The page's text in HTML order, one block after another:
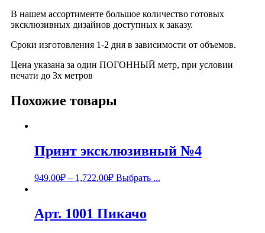
В нашем ассортименте большое количество готовых
эксклюзивных дизайнов доступных к заказу.
Сроки изготовления 1-2 дня в зависимости от объемов.
Цена указана за один ПОГОННЫЙ метр, при условии
печати до 3х метров
Похожие товары
Принт эксклюзивный №4
949.00₽– 1,722.00₽ Выбрать ...
Арт. 1001 Пикачо